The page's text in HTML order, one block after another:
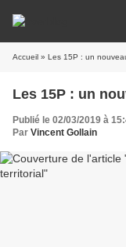
Accueil » Les 15P : un
Les 15P : un
Publié le 02/03/2019 à
Par Vincent Gollain